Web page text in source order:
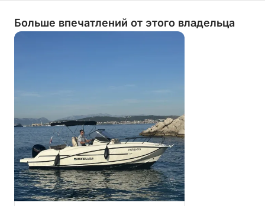
Больше впечатлений от этого владельца